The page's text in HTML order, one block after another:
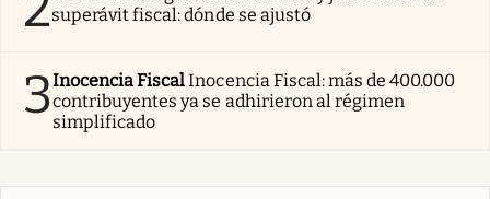
superávit fiscal: dónde se ajustó
3Inocencia FiscalInocencia Fiscal: más de 400.000
contribuyentes ya se adhirieron al régimen
simplificado